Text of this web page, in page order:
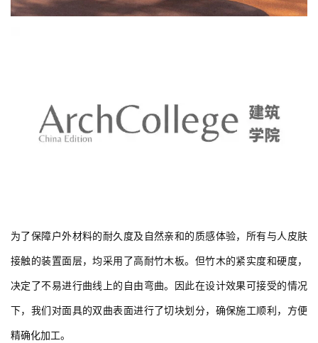
为了保障户外材料的耐久度及自然亲和的质感体验，所有与人皮肤
接触的装置面层，均采用了高耐竹木板。但竹木的紧实度和硬度，
决定了不易进行曲线上的自由弯曲。因此在设计效果可接受的情况
下，我们对面具的双曲表面进行了切块划分，确保施工顺利，方便
精确化加工。